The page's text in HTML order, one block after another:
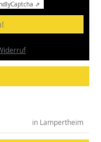
Captcha ⇗
in Lampertheim